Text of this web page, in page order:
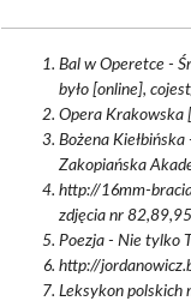
Bal w Operetce -
było [online],
Opera Krakowska
Bożena
Zakopiańska
http://16mm-
zdjęcia nr
Poezja - Nie tylko
http://
Leksykon polskich